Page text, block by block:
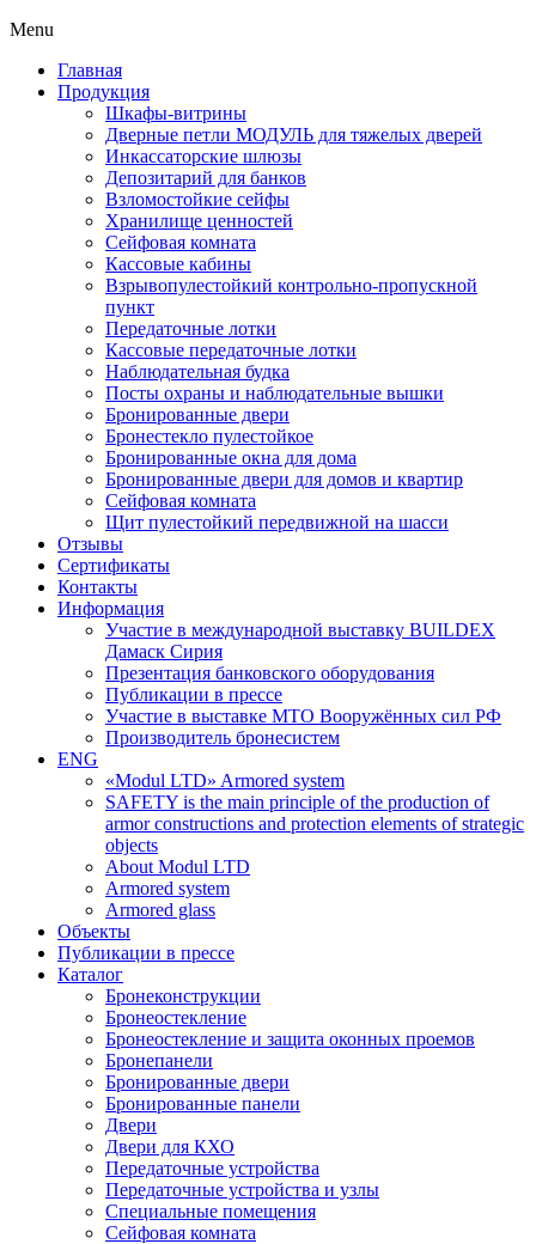
Menu
Главная
Продукция
Шкафы-витрины
Дверные петли МОДУЛЬ для тяжелых дверей
Инкассаторские шлюзы
Депозитарий для банков
Взломостойкие сейфы
Хранилище ценностей
Сейфовая комната
Кассовые кабины
Взрывопулестойкий контрольно-пропускной
пункт
Передаточные лотки
Кассовые передаточные лотки
Наблюдательная будка
Посты охраны и наблюдательные вышки
Бронированные двери
Бронестекло пулестойкое
Бронированные окна для дома
Бронированные двери для домов и квартир
Сейфовая комната
Щит пулестойкий передвижной на шасси
Отзывы
Сертификаты
Контакты
Информация
Участие в международной выставку BUILDEX
Дамаск Сирия
Презентация банковского оборудования
Публикации в прессе
Участие в выставке МТО Вооружённых сил РФ
Производитель бронесистем
ENG
«Modul LTD» Armored system
SAFETY is the main principle of the production of
armor constructions and protection elements of strategic
objects
About Modul LTD
Armored system
Armored glass
Объекты
Публикации в прессе
Каталог
Бронеконструкции
Бронеостекление
Бронеостекление и защита оконных проемов
Бронепанели
Бронированные двери
Бронированные панели
Двери
Двери для КХО
Передаточные устройства
Передаточные устройства и узлы
Специальные помещения
Сейфовая комната